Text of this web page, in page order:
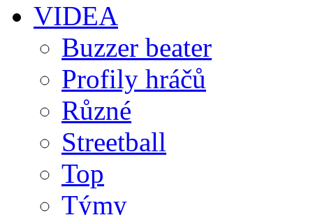
VIDEA
Buzzer beater
Profily hráčů
Různé
Streetball
Top
Týmy